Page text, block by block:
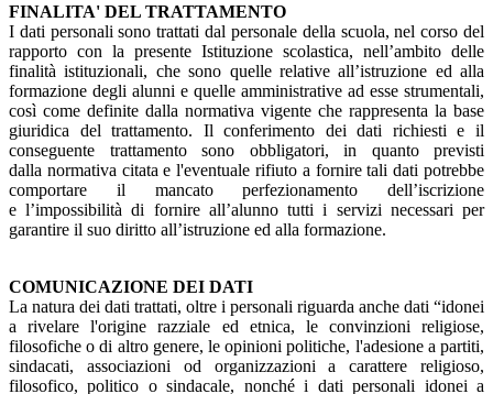
FINALITA' DEL TRATTAMENTO
I dati personali sono trattati dal personale della scuola, nel corso del
rapporto con la presente Istituzione scolastica, nell’ambito delle
finalità istituzionali, che sono quelle relative all’istruzione ed alla
formazione degli alunni e quelle amministrative ad esse strumentali,
così come definite dalla normativa vigente che rappresenta la base
giuridica del trattamento. Il conferimento dei dati richiesti e il
conseguente trattamento sono obbligatori, in quanto previsti
dalla normativa citata e l'eventuale rifiuto a fornire tali dati potrebbe
comportare il mancato perfezionamento dell’iscrizione
e l’impossibilità di fornire all’alunno tutti i servizi necessari per
garantire il suo diritto all’istruzione ed alla formazione.
COMUNICAZIONE DEI DATI
La natura dei dati trattati, oltre i personali riguarda anche dati “idonei
a rivelare l'origine razziale ed etnica, le convinzioni religiose,
filosofiche o di altro genere, le opinioni politiche, l'adesione a partiti,
sindacati, associazioni od organizzazioni a carattere religioso,
filosofico, politico o sindacale, nonché i dati personali idonei a